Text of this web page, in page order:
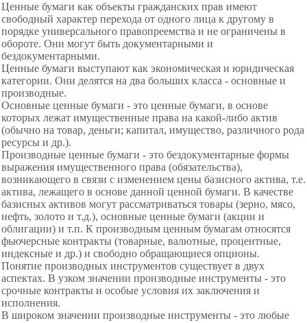
Ценные бумаги как объекты гражданских прав имеют
свободный характер перехода от одного лица к другому в
порядке универсального правопреемства и не ограничены в
обороте. Они могут быть документарными и
бездокументарными.
Ценные бумаги выступают как экономическая и юридическая
категории. Они делятся на два больших класса - основные и
производные.
Основные ценные бумаги - это ценные бумаги, в основе
которых лежат имущественные права на какой-либо актив
(обычно на товар, деньги; капитал, имущество, различного рода
ресурсы и др.).
Производные ценные бумаги - это бездокументарные формы
выражения имущественного права (обязательства),
возникающего в связи с изменением цены базисного актива, т.е.
актива, лежащего в основе данной ценной бумаги. В качестве
базисных активов могут рассматриваться товары (зерно, мясо,
нефть, золото и т.д.), основные ценные бумаги (акции и
облигации) и т.п. К производным ценным бумагам относятся
фьючерсные контракты (товарные, валютные, процентные,
индексные и др.) и свободно обращающиеся опционы.
Понятие производных инструментов существует в двух
аспектах. В узком значении производные инструменты - это
срочные контракты и особые условия их заключения и
исполнения.
В широком значении производные инструменты - это любые